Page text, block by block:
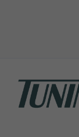
contenuto